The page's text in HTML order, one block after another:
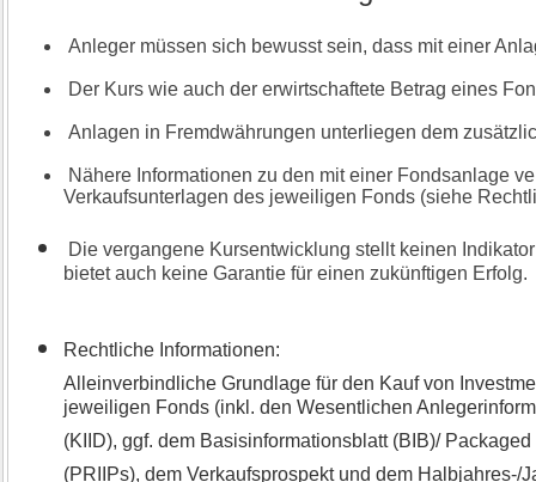
Anleger müssen sich bewusst sein, dass mit einer
Der Kurs wie auch der erwirtschaftete Betrag eines
Anlagen in Fremdwährungen unterliegen dem
Nähere Informationen zu den mit einer Fondsanlage
Verkaufsunterlagen des jeweiligen Fonds (siehe
Die vergangene Kursentwicklung stellt keinen
bietet auch keine Garantie für einen zukünftigen Erfolg.
Rechtliche Informationen:
Alleinverbindliche Grundlage für den Kauf von
jeweiligen Fonds (inkl. den Wesentlichen
(KIID), ggf. dem Basisinformationsblatt (BIB)/